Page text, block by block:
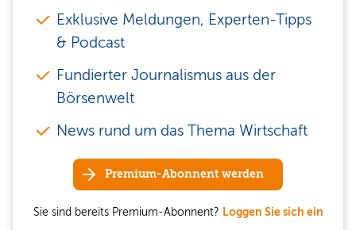
Exklusive Meldungen, Experten-Tipps
& Podcast
Fundierter Journalismus aus der
Börsenwelt
News rund um das Thema Wirtschaft
Premium-Abonnent werden
Sie sind bereits Premium-Abonnent? Loggen Sie sich ein